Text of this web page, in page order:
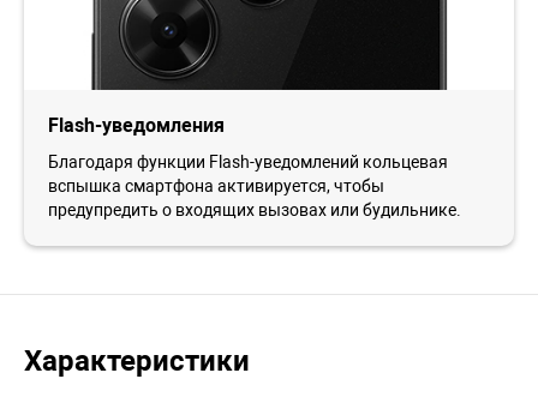
Flash-уведомления
Благодаря функции Flash-уведомлений кольцевая
вспышка смартфона активируется, чтобы
предупредить о входящих вызовах или будильнике.
Характеристики